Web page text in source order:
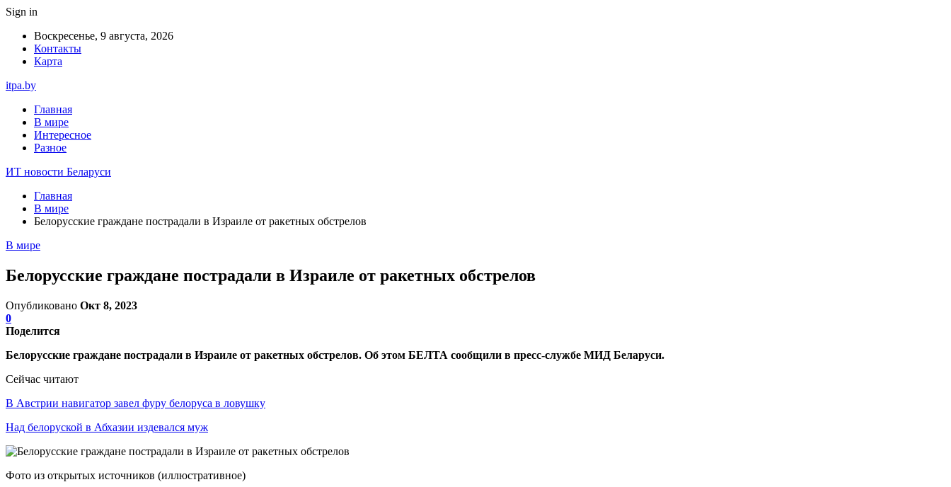
Sign in
Воскресенье, 9 августа, 2026
Контакты
Карта
itpa.by
Главная
В мире
Интересное
Разное
ИТ новости Беларуси
Главная
В мире
Белорусские граждане пострадали в Израиле от ракетных обстрелов
В мире
Белорусские граждане пострадали в Израиле от ракетных обстрелов
Опубликовано Окт 8, 2023
0
Поделится
Белорусские граждане пострадали в Израиле от ракетных обстрелов. Об этом БЕЛТА сообщили в пресс-службе МИД Беларуси.
Сейчас читают
В Австрии навигатор завел фуру белоруса в ловушку
Над белоруской в Абхазии издевался муж
Фото из открытых источников (иллюстративное)